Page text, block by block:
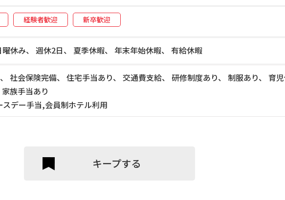
経験者歓迎 新卒歓迎
休み、 週休2日、 夏季休暇、 年末年始休暇、 有給休暇
社会保険完備、 住宅手当あり、 交通費支給、 研修制度あり、 制服あり、 育
族手当あり
デー手当,会員制ホテル利用
キープする